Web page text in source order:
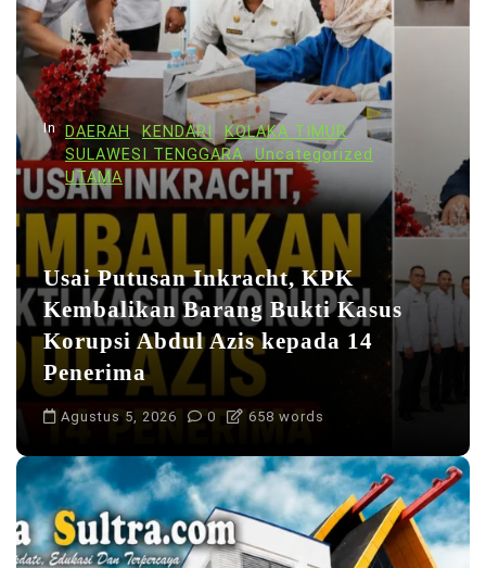
i
p
o
In DAERAH KENDARI
KOLAKA TIMUR
SULAWESI TENGGARA
Uncategorized
UTAMA
Usai Putusan Inkracht, KPK
Kembalikan Barang Bukti Kasus
Korupsi Abdul Azis kepada 14
Penerima
Agustus 5, 2026 0 658 words